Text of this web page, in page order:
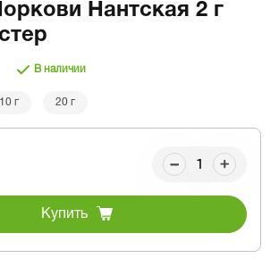
Нантская 2 г
В наличии
10 г 20 г
Купить